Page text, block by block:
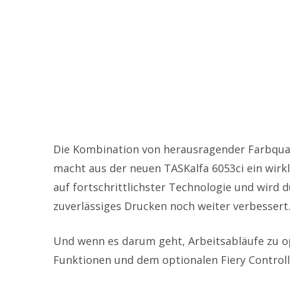
Die Kombination von herausragender
macht aus der neuen TASKalfa 6053ci ein
auf fortschrittlichster Technologie und wird
zuverlässiges Drucken noch weiter verbessert.
Und wenn es darum geht, Arbeitsabläufe
Funktionen und dem optionalen Fiery